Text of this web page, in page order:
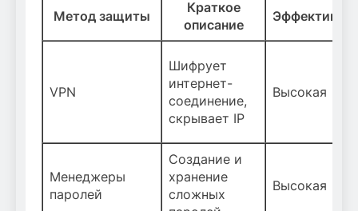
Метод защиты
Краткое
описание
VPN
Шифрует
интернет-
соединение,
скрывает IP
Высокая
Менеджеры
паролей
Создание и
хранение
сложных
Высокая